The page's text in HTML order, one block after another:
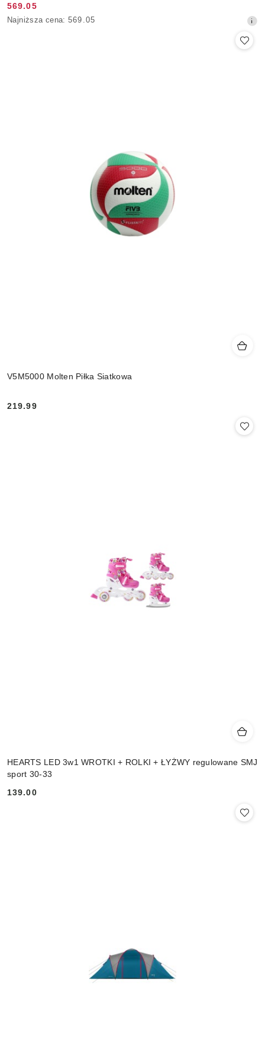
Cena
promocyjna:
569.05
Najniższa
Najniższa cena: 569.05
V5M5000 Molten Piłka Siatkowa
Cena:
219.99
HEARTS LED 3w1 WROTKI + ROLKI + ŁYŻWY regulowane SMJ
sport 30-33
Cena:
139.00